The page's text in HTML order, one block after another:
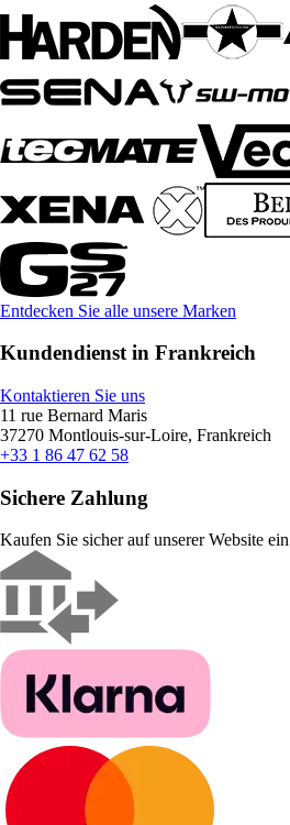
Entdecken Sie alle unsere Marken
Kundendienst in Frankreich
Kontaktieren Sie uns
11 rue Bernard Maris
37270 Montlouis-sur-Loire, Frankreich
+33 1 86 47 62 58
Sichere Zahlung
Kaufen Sie sicher auf unserer Website ein